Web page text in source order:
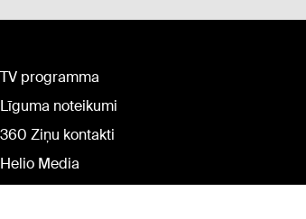
TV programma
Līguma noteikumi
360 Ziņu kontakti
Helio Media